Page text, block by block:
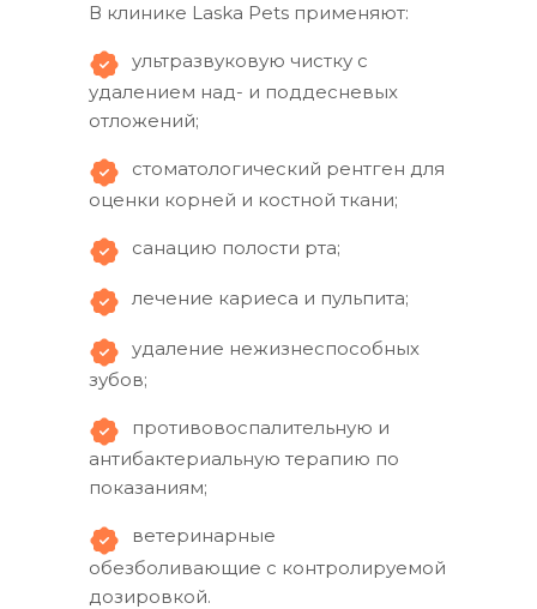
В клинике Laska Pets применяют:
ультразвуковую чистку с
удалением над- и поддесневых
отложений;
стоматологический рентген для
оценки корней и костной ткани;
санацию полости рта;
лечение кариеса и пульпита;
удаление нежизнеспособных
зубов;
противовоспалительную и
антибактериальную терапию по
показаниям;
ветеринарные
обезболивающие с контролируемой
дозировкой.